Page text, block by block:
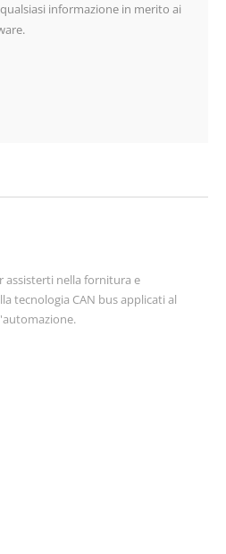
informazione in merito ai
assisterti nella fornitura e
tecnologia CAN bus applicati al